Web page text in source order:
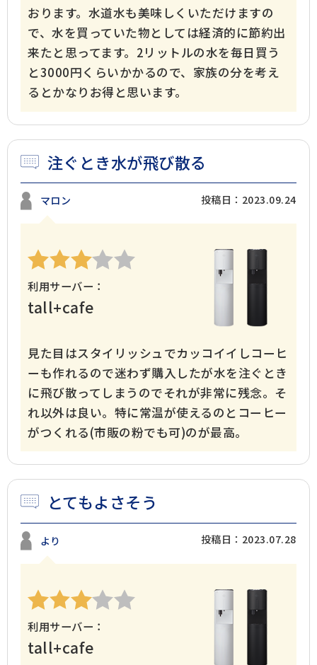
おります。水道水も美味しくいただけますの
で、水を買っていた物としては経済的に節約出
来たと思ってます。2リットルの水を毎日買う
と3000円くらいかかるので、家族の分を考え
るとかなりお得と思います。
注ぐとき水が飛び散る
マロン 投稿日：2023.09.24
利用サーバー：
tall+cafe
見た目はスタイリッシュでカッコイイしコーヒ
ーも作れるので迷わず購入したが水を注ぐとき
に飛び散ってしまうのでそれが非常に残念。そ
れ以外は良い。特に常温が使えるのとコーヒー
がつくれる(市販の粉でも可)のが最高。
とてもよさそう
より 投稿日：2023.07.28
利用サーバー：
tall+cafe